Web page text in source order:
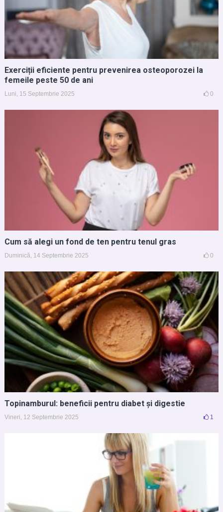
Exerciții eficiente pentru prevenirea osteoporozei la
femeile peste 50 de ani
Luni, 15 Septembrie 2025 0
Cum să alegi un fond de ten pentru tenul gras
Duminică, 14 Septembrie 2025 0
Topinamburul: beneficii pentru diabet și digestie
Vineri, 12 Septembrie 2025 1